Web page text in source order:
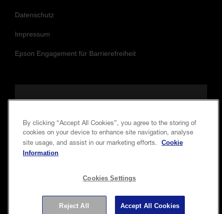
Datenschutz
Impressum
Epson Engagement für Barrierefreiheit
Copyright © 2026 Seiko Epson Corporation. Alle Rechte
By clicking “Accept All Cookies”, you agree to the storing of
cookies on your device to enhance site navigation, analyse
site usage, and assist in our marketing efforts.
Cookie
Information
Cookies Settings
Reject All Accept All Cookies